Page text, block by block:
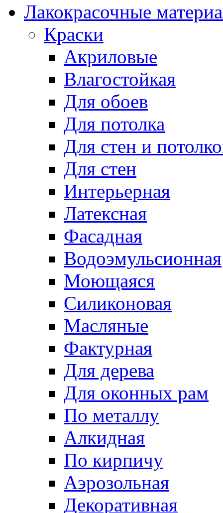
Лакокрасочные
Краски
Акриловые
Влагостойкая
Для обоев
Для потолка
Для стен и
Для стен
Интерьерная
Латексная
Фасадная
Водоэмульсионная
Моющаяся
Силиконовая
Масляные
Фактурная
Для дерева
Для оконных рам
По металлу
Алкидная
По кирпичу
Аэрозольная
Декоративная